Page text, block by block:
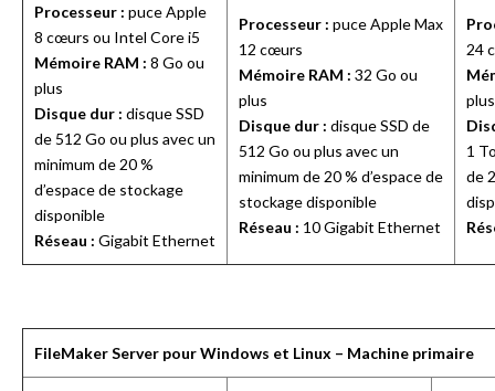
Processeur : puce Apple
8 cœurs ou Intel Core i5
Mémoire RAM : 8 Go ou
plus
Disque dur : disque SSD
de 512 Go ou plus avec un
minimum de 20 %
d’espace de stockage
disponible
Réseau : Gigabit Ethernet
Processeur : puce Apple Max
12 cœurs
Mémoire RAM : 32 Go ou
plus
Disque dur : disque SSD de
512 Go ou plus avec un
minimum de 20 % d’espace de
stockage disponible
Réseau : 10 Gigabit Ethernet
24
1
de
FileMaker Server pour Windows et Linux – Machine primaire